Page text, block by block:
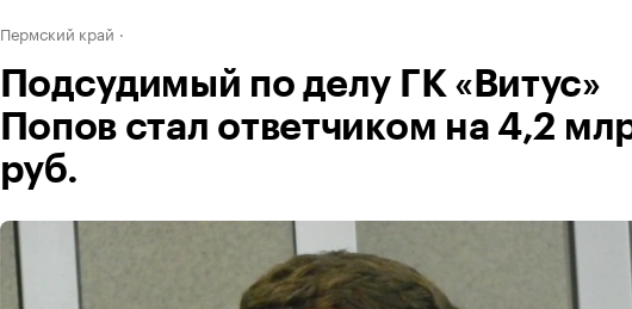
Пермский край
Подсудимый по делу ГК «Витус»
Попов стал ответчиком на 4,2
руб.